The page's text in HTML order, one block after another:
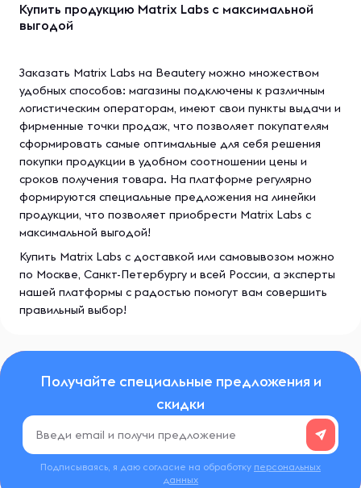
Купить продукцию Matrix Labs с максимальной
выгодой
Заказать Matrix Labs на Beautery можно множеством
удобных способов: магазины подключены к различным
логистическим операторам, имеют свои пункты выдачи и
фирменные точки продаж, что позволяет покупателям
сформировать самые оптимальные для себя решения
покупки продукции в удобном соотношении цены и
сроков получения товара. На платформе регулярно
формируются специальные предложения на линейки
продукции, что позволяет приобрести Matrix Labs с
максимальной выгодой!
Купить Matrix Labs с доставкой или самовывозом можно
по Москве, Санкт-Петербургу и всей России, а эксперты
нашей платформы с радостью помогут вам совершить
правильный выбор!
Получайте специальные предложения и
скидки
Подписываясь, я даю согласие на обработку персональных
данных